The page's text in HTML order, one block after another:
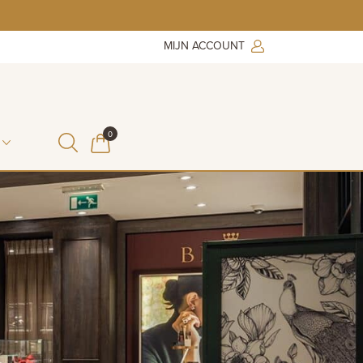
MIJN ACCOUNT
WINKELMAND
0ITEMS IN WINKELMAND